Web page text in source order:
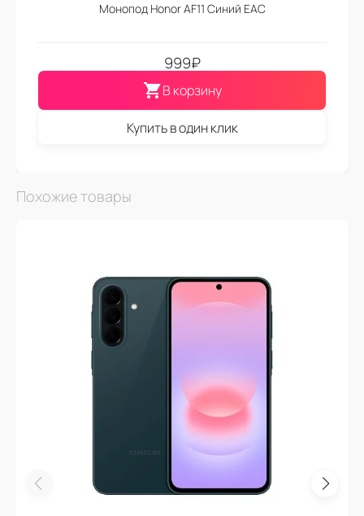
Монопод Honor AF11 Синий EAC
999₽
В корзину
Купить в один клик
Похожие товары